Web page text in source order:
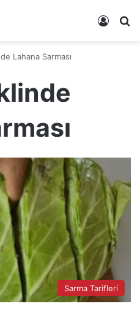
Kayıt
Lahana Sarması
Sarma Tarifleri